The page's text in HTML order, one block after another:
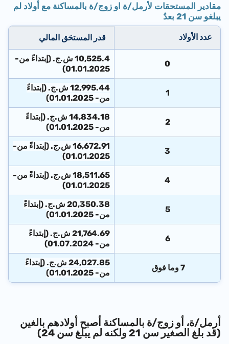
مقادير المستحقات لأرمل/ة او زوج/ة بالمساكنة مع أولاد لم
يبلغو سن 21 بعدُ
عدد الأولاد قدر المستحَق المالي
10,525.4 ش.ج. (إبتداءً من-
01.01.2025)
12,995.44 ش.ج. (إبتداءً
من- 01.01.2025)
14,834.18 ش.ج. (إبتداءً
من- 01.01.2025)
16,672.91 ش.ج. (إبتداءً من-
01.01.2025)
18,511.65 ش.ج. (إبتداءً من-
01.01.2025)
20,350.38 ش.ج. (إبتداءً
من- 01.01.2025)
21,764.69 ش.ج. (إبتداءً
من- 01.07.2024)
وما فوق
24,027.85 ش.ج. (إبتداءً
من- 01.01.2025)
أرمل/ة، أو زوج/ة بالمساكنة أصبح أولادهم بالغين
(قد بلغ الصغير سن 21 ولكنه لم يبلغ سن 24)